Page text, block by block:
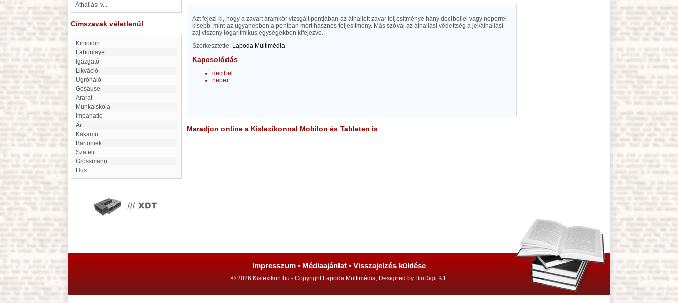
Áthallási v...
----
Címszavak véletlenül
Kinioidin
Laboulaye
Igazgató
likváció
Ugróháló
Gesäuse
Ararat
Munkaiskola
Impanatio
Ár
Kakamut
Bartoniek
Szatelit
Grossmann
Hus
Azt fejezi ki, hogy a zavart áramkör vizsgált pontjában az áthallott zavar teljesítménye hány decibellel vagy neperrel
kisebb, mint az ugyanebben a pontban mért hasznos teljesítmény. Más szóval az áthallási védettség a jel/áthallási
zaj viszony logaritmikus egységekben kifejezve.
Szerkesztette: Lapoda Multimédia
Kapcsolódás
decibel
neper
Maradjon online a Kislexikonnal Mobilon és Tableten is
Impresszum • Médiaajánlat • Visszajelzés küldése
© 2026 Kislexikon.hu - Copyright Lapoda Multimédia, Designed by BioDigit Kft.